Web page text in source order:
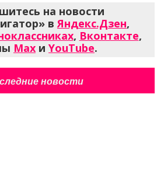
на новости
вЯндекс.Дзен,
, Вконтакте,
Max и YouTube.
новости